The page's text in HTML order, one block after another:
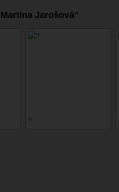
Jarošová"